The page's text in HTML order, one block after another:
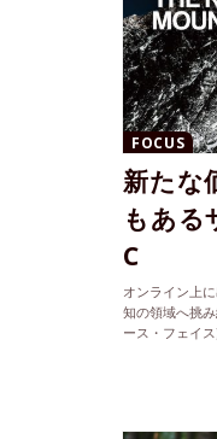
FOCUS
新たな
もある
C
オンライン上
知の領域へ挑
ース・フェイ